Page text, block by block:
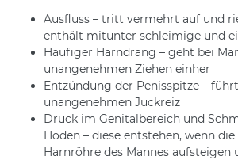
Ausfluss – tritt vermehrt auf und
enthält mitunter schleimige und
Häufiger Harndrang – geht bei
unangenehmen Ziehen einher
Entzündung der Penisspitze –
unangenehmen Juckreiz
Druck im Genitalbereich und
Hoden – diese entstehen, wenn
Harnröhre des Mannes aufsteigen